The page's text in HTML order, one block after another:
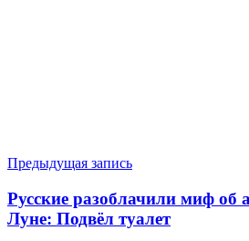
Навигация
по
записям
Предыдущая запись
Русские разоблачили миф об
Луне: Подвёл туалет